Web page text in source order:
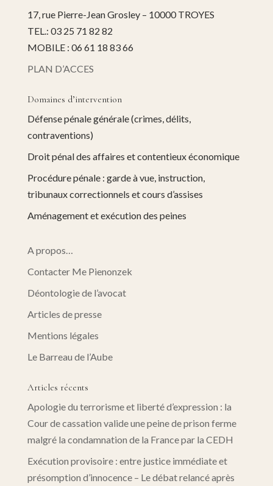
17, rue Pierre-Jean Grosley – 10000 TROYES
TEL.: 03 25 71 82 82
MOBILE : 06 61 18 83 66
PLAN D’ACCES
Domaines d’intervention
Défense pénale générale (crimes, délits,
contraventions)
Droit pénal des affaires et contentieux économique
Procédure pénale : garde à vue, instruction,
tribunaux correctionnels et cours d’assises
Aménagement et exécution des peines
A propos…
Contacter Me Pienonzek
Déontologie de l’avocat
Articles de presse
Mentions légales
Le Barreau de l’Aube
Articles récents
Apologie du terrorisme et liberté d’expression : la
Cour de cassation valide une peine de prison ferme
malgré la condamnation de la France par la CEDH
Exécution provisoire : entre justice immédiate et
présomption d’innocence – Le débat relancé après